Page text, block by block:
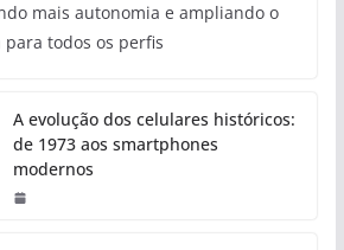
mais autonomia e ampliando o
todos os perfis
A evolução dos celulares históricos:
de 1973 aos smartphones
modernos